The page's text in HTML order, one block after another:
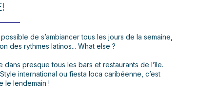
de s’ambiancer tous les jours de la semaine,
des rythmes latinos... What else ?
presque tous les bars et restaurants de l’île.
international ou fiesta loca caribéenne, c’est
le lendemain !